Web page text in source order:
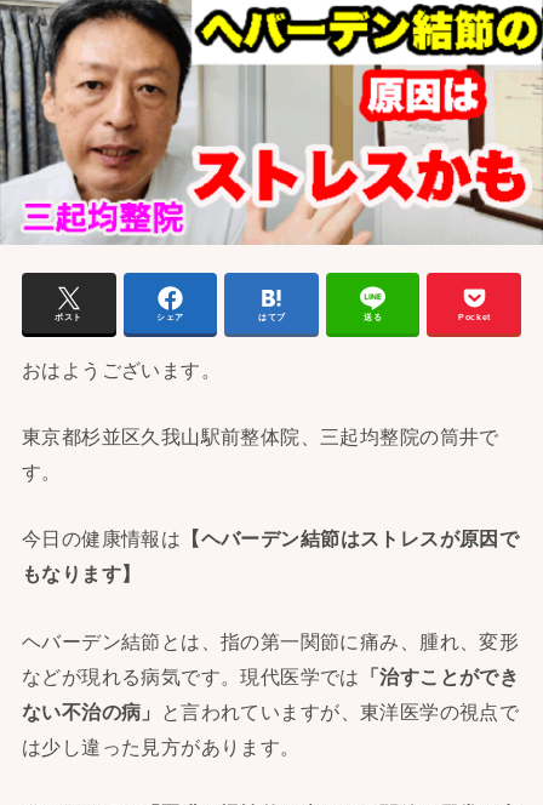
ポスト シェア はてブ 送る Pocket
おはようございます。
東京都杉並区久我山駅前整体院、三起均整院の筒井で
す。
今日の健康情報は 【ヘバーデン結節はストレスが原因で
もなります】
ヘバーデン結節とは、指の第一関節に痛み、腫れ、変形
などが現れる病気です。現代医学では
「治すことができ
ない不治の病」
と言われていますが、東洋医学の視点で
は少し違った見方があります。